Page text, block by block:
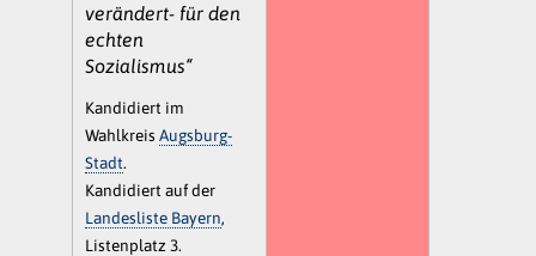
verändert- für den
echten
Sozialismus“
Kandidiert im
Wahlkreis Augsburg-
Stadt.
Kandidiert auf der
Landesliste Bayern,
Listenplatz 3.